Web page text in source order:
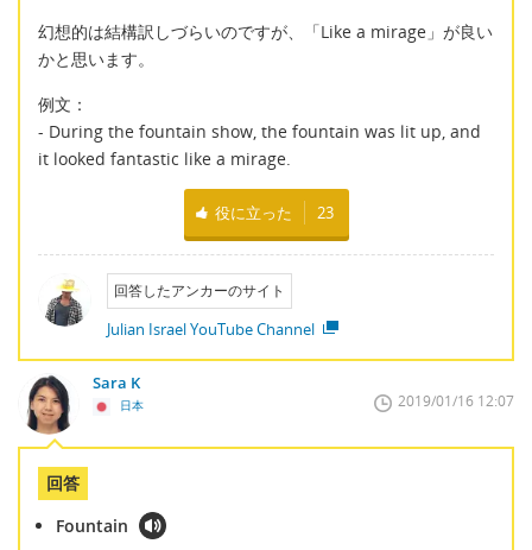
幻想的は結構訳しづらいのですが、「Like a mirage」が良い
かと思います。
例文：
- During the fountain show, the fountain was lit up, and
it looked fantastic like a mirage.
役に立った 23
回答したアンカーのサイト
Julian Israel YouTube Channel
Sara K
日本 2019/01/16 12:07
回答
Fountain